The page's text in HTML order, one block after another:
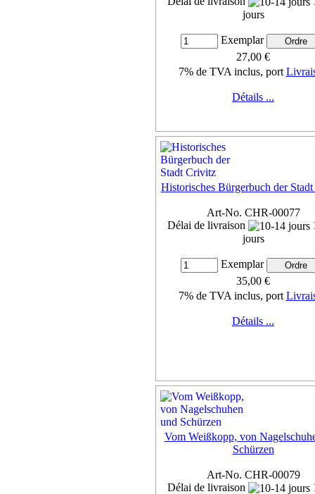
jours
Exemplar
27,00 €
7% de TVA inclus, port
Détails ...
Historisches Bürgerbuch der
Art-No. CHR-00077
Délai de livraison
jours
Exemplar
35,00 €
7% de TVA inclus, port
Détails ...
Vom Weißkopp, von
Schürzen
Art-No. CHR-00079
Délai de livraison